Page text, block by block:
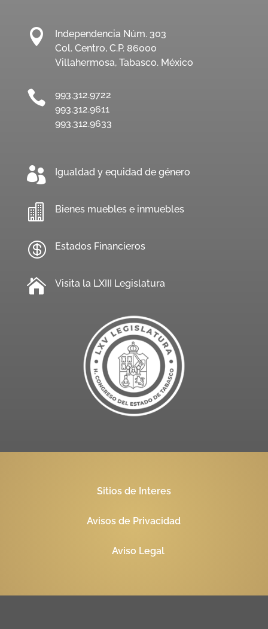

Independencia Núm. 303
Col. Centro, C.P. 86000
Villahermosa, Tabasco. México

993.312.9722
993.312.9611
993.312.9633
 Igualdad y equidad de género
 Bienes muebles e inmuebles
 Estados Financieros
 Visita la LXIII Legislatura
Sitios de Interes
Avisos de Privacidad
Aviso Legal